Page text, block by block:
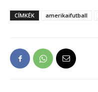
CÍMKÉK amerikaifutball